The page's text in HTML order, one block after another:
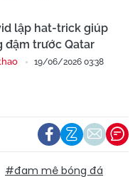
lập hat-trick giúp
đậm trước Qatar
19/06/2026 03:38
#đam mê bóng đá